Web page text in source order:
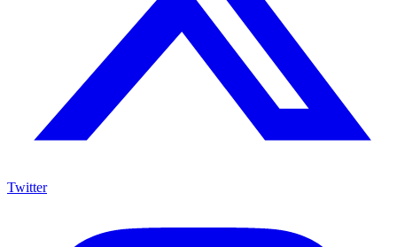
Twitter